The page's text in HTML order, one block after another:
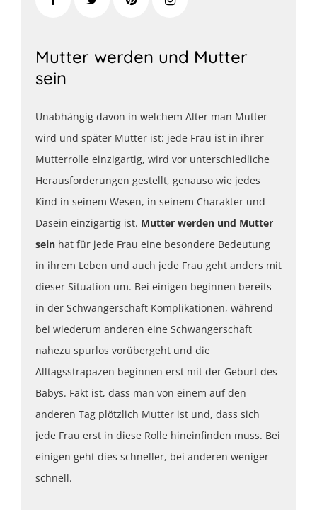
Mutter werden und Mutter
sein
Unabhängig davon in welchem Alter man Mutter
wird und später Mutter ist: jede Frau ist in ihrer
Mutterrolle einzigartig, wird vor unterschiedliche
Herausforderungen gestellt, genauso wie jedes
Kind in seinem Wesen, in seinem Charakter und
Dasein einzigartig ist. Mutter werden und Mutter
sein hat für jede Frau eine besondere Bedeutung
in ihrem Leben und auch jede Frau geht anders mit
dieser Situation um. Bei einigen beginnen bereits
in der Schwangerschaft Komplikationen, während
bei wiederum anderen eine Schwangerschaft
nahezu spurlos vorübergeht und die
Alltagsstrapazen beginnen erst mit der Geburt des
Babys. Fakt ist, dass man von einem auf den
anderen Tag plötzlich Mutter ist und, dass sich
jede Frau erst in diese Rolle hineinfinden muss. Bei
einigen geht dies schneller, bei anderen weniger
schnell.